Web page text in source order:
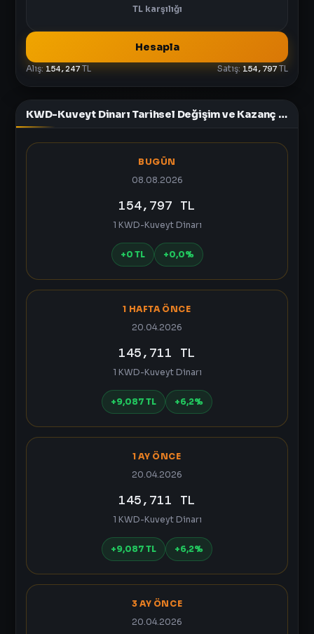
TLkarşılığı
Hesapla
Alış: 154,247 TL Satış: 154,797 TL
KWD-Kuveyt Dinarı Tarihsel Değişim ve Kazanç Tablosu
BUGÜN
08.08.2026
154,797 TL
1 KWD-Kuveyt Dinarı
+0 TL +0,0%
1 HAFTA ÖNCE
20.04.2026
145,711 TL
1 KWD-Kuveyt Dinarı
+9,087 TL +6,2%
1 AY ÖNCE
20.04.2026
145,711 TL
1 KWD-Kuveyt Dinarı
+9,087 TL +6,2%
3 AY ÖNCE
20.04.2026